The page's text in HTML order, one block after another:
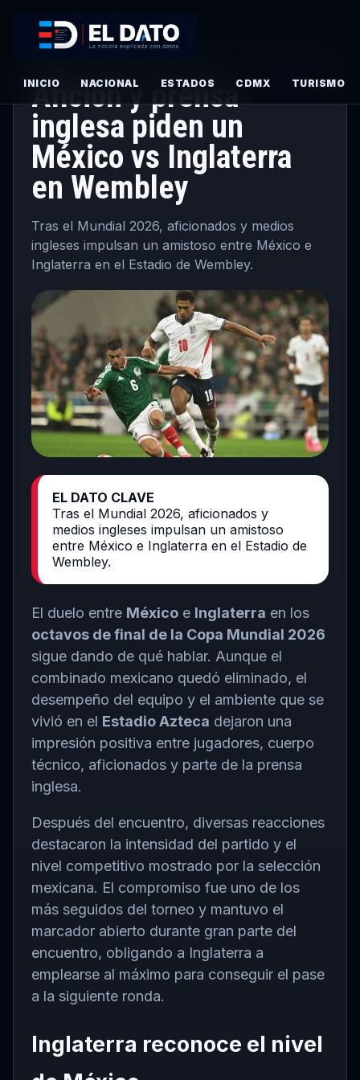
INICIO NACIONAL ESTADOS CDMX TURISMO
Afición y prensa
inglesa piden un
México vs Inglaterra
en Wembley
Tras el Mundial 2026, aficionados y medios
ingleses impulsan un amistoso entre México e
Inglaterra en el Estadio de Wembley.
EL DATO CLAVE
Tras el Mundial 2026, aficionados y
medios ingleses impulsan un amistoso
entre México e Inglaterra en el Estadio de
Wembley.
El duelo entre México e Inglaterra en los
octavos de final de la Copa Mundial 2026
sigue dando de qué hablar. Aunque el
combinado mexicano quedó eliminado, el
desempeño del equipo y el ambiente que se
vivió en el Estadio Azteca dejaron una
impresión positiva entre jugadores, cuerpo
técnico, aficionados y parte de la prensa
inglesa.
Después del encuentro, diversas reacciones
destacaron la intensidad del partido y el
nivel competitivo mostrado por la selección
mexicana. El compromiso fue uno de los
más seguidos del torneo y mantuvo el
marcador abierto durante gran parte del
encuentro, obligando a Inglaterra a
emplearse al máximo para conseguir el pase
a la siguiente ronda.
Inglaterra reconoce el nivel